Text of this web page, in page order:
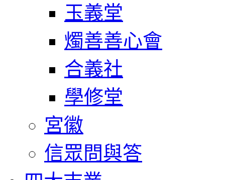
玉義堂
燭善善心會
合義社
學修堂
宮徽
信眾問與答